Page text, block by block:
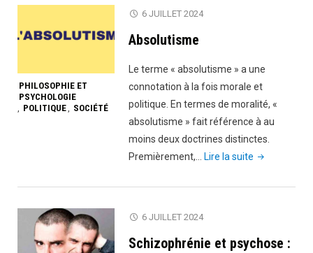
PHILOSOPHIE ET
PSYCHOLOGIE
, POLITIQUE, SOCIÉTÉ
6 JUILLET 2024
Absolutisme
Le terme « absolutisme » a une
connotation à la fois morale et
politique. En termes de moralité, «
absolutisme » fait référence à au
moins deux doctrines distinctes.
Premièrement,…
Lire la suite
6 JUILLET 2024
Schizophrénie et psychose :